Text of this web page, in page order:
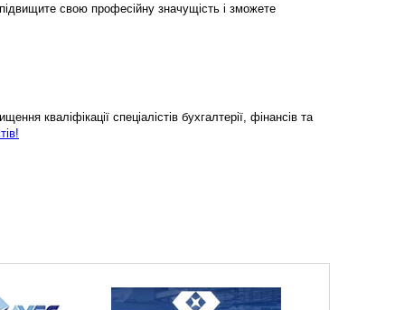
свою професійну значущість і зможете
кваліфікації спеціалістів бухгалтерії, фінансів та